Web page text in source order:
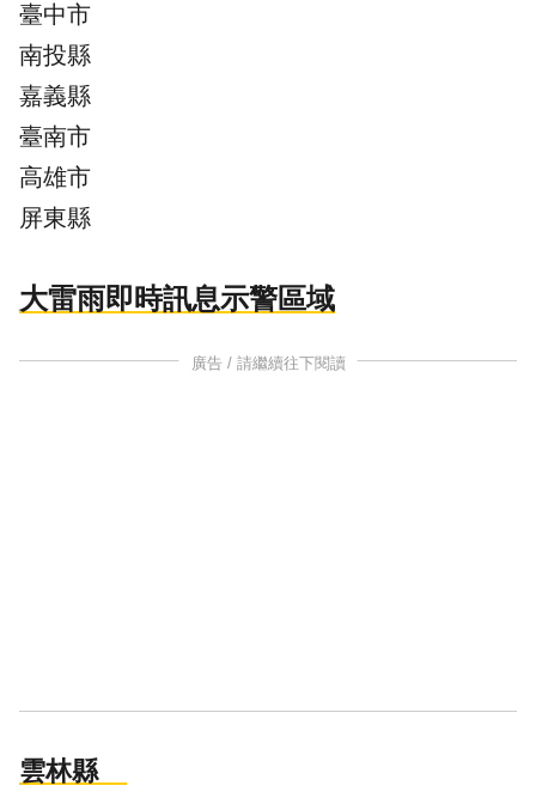
臺中市
南投縣
嘉義縣
臺南市
高雄市
屏東縣
大雷雨即時訊息示警區域
廣告 / 請繼續往下閱讀
雲林縣